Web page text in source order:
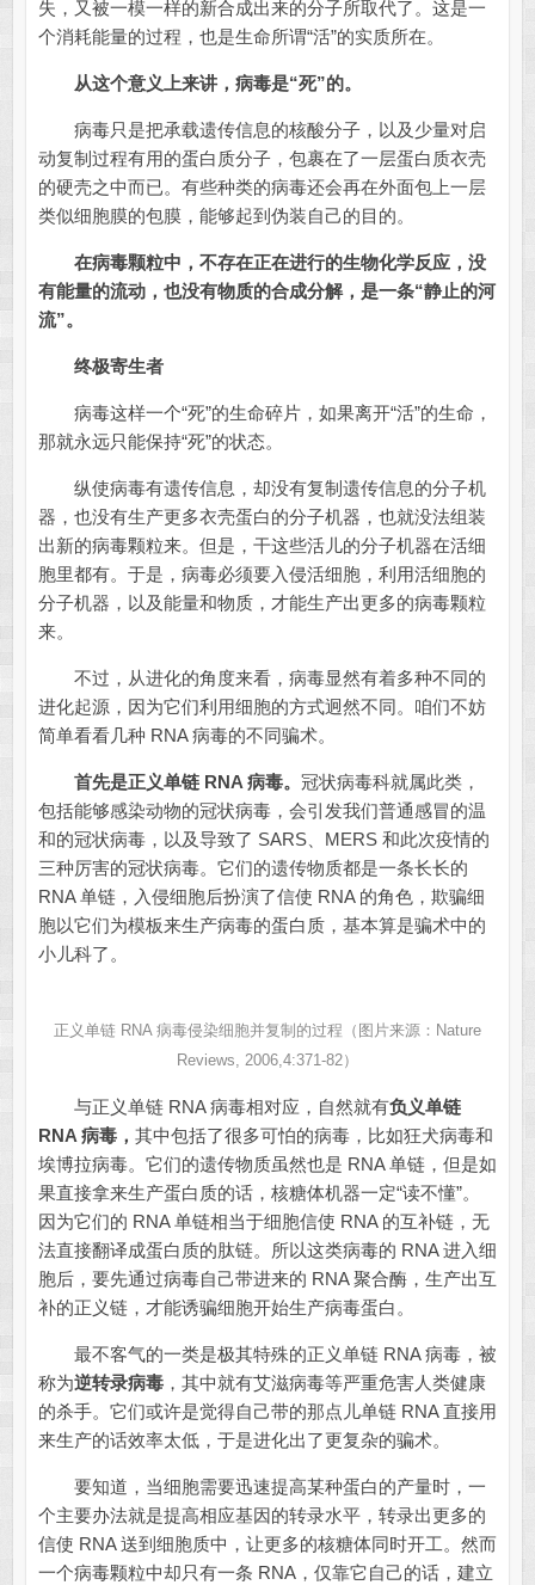
失，又被一模一样的新合成出来的分子所取代了。这是一
个消耗能量的过程，也是生命所谓“活”的实质所在。
从这个意义上来讲，病毒是“死”的。
病毒只是把承载遗传信息的核酸分子，以及少量对启
动复制过程有用的蛋白质分子，包裹在了一层蛋白质衣壳
的硬壳之中而已。有些种类的病毒还会再在外面包上一层
类似细胞膜的包膜，能够起到伪装自己的目的。
在病毒颗粒中，不存在正在进行的生物化学反应，没
有能量的流动，也没有物质的合成分解，是一条“静止的河
流”。
终极寄生者
病毒这样一个“死”的生命碎片，如果离开“活”的生命，
那就永远只能保持“死”的状态。
纵使病毒有遗传信息，却没有复制遗传信息的分子机
器，也没有生产更多衣壳蛋白的分子机器，也就没法组装
出新的病毒颗粒来。但是，干这些活儿的分子机器在活细
胞里都有。于是，病毒必须要入侵活细胞，利用活细胞的
分子机器，以及能量和物质，才能生产出更多的病毒颗粒
来。
不过，从进化的角度来看，病毒显然有着多种不同的
进化起源，因为它们利用细胞的方式迥然不同。咱们不妨
简单看看几种 RNA 病毒的不同骗术。
首先是正义单链 RNA 病毒。 冠状病毒科就属此类，
包括能够感染动物的冠状病毒，会引发我们普通感冒的温
和的冠状病毒，以及导致了 SARS、MERS 和此次疫情的
三种厉害的冠状病毒。它们的遗传物质都是一条长长的
RNA 单链，入侵细胞后扮演了信使 RNA 的角色，欺骗细
胞以它们为模板来生产病毒的蛋白质，基本算是骗术中的
小儿科了。
正义单链 RNA 病毒侵染细胞并复制的过程（图片来源：Nature
Reviews, 2006,4:371-82）
与正义单链 RNA 病毒相对应，自然就有负义单链
RNA 病毒， 其中包括了很多可怕的病毒，比如狂犬病毒和
埃博拉病毒。它们的遗传物质虽然也是 RNA 单链，但是如
果直接拿来生产蛋白质的话，核糖体机器一定“读不懂”。
因为它们的 RNA 单链相当于细胞信使 RNA 的互补链，无
法直接翻译成蛋白质的肽链。所以这类病毒的 RNA 进入细
胞后，要先通过病毒自己带进来的 RNA 聚合酶，生产出互
补的正义链，才能诱骗细胞开始生产病毒蛋白。
最不客气的一类是极其特殊的正义单链 RNA 病毒，被
称为逆转录病毒，其中就有艾滋病毒等严重危害人类健康
的杀手。它们或许是觉得自己带的那点儿单链 RNA 直接用
来生产的话效率太低，于是进化出了更复杂的骗术。
要知道，当细胞需要迅速提高某种蛋白的产量时，一
个主要办法就是提高相应基因的转录水平，转录出更多的
信使 RNA 送到细胞质中，让更多的核糖体同时开工。然而
一个病毒颗粒中却只有一条 RNA，仅靠它自己的话，建立